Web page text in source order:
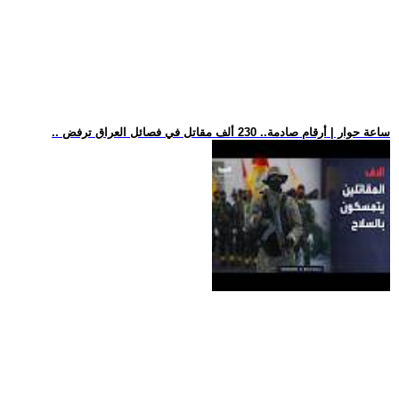
.. ساعة حوار | أرقام صادمة.. 230 ألف مقاتل في فصائل العراق ترفض